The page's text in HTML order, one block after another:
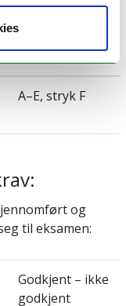
Karakterskala:
A–E, stryk F
og
til eksamen:
Godkjent – ikke
godkjent